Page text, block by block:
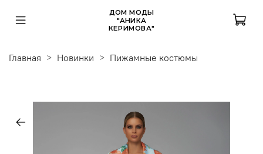
ДОМ МОДЫ
"АНИКА
КЕРИМОВА"
Главная Новинки Пижамные костюмы